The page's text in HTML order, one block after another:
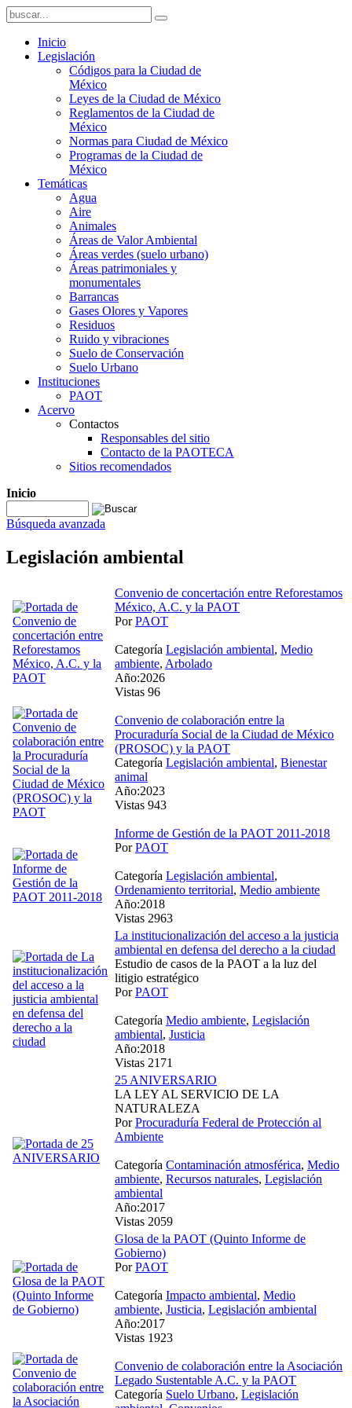
Inicio
Legislación
Códigos para la Ciudad de
México
Leyes de la Ciudad de México
Reglamentos de la Ciudad de
México
Normas para Ciudad de México
Programas de la Ciudad de
México
Temáticas
Agua
Aire
Animales
Áreas de Valor Ambiental
Áreas verdes (suelo urbano)
Áreas patrimoniales y
monumentales
Barrancas
Gases Olores y Vapores
Residuos
Ruido y vibraciones
Suelo de Conservación
Suelo Urbano
Instituciones
PAOT
Acervo
Contactos
Responsables del sitio
Contacto de la PAOTECA
Sitios recomendados
Inicio
Búsqueda avanzada
Legislación ambiental
Convenio de concertación entre Reforestamos
México, A.C. y la PAOT
PorPAOT
Categoría Legislación ambiental, Medio
ambiente, Arbolado
Año:2026
Vistas 96
Convenio de colaboración entre la
Procuraduría Social de la Ciudad de México
(PROSOC) y la PAOT
Categoría Legislación ambiental, Bienestar
animal
Año:2023
Vistas 943
Informe de Gestión de la PAOT 2011-2018
PorPAOT
Categoría Legislación ambiental,
Ordenamiento territorial, Medio ambiente
Año:2018
Vistas 2963
La institucionalización del acceso a la justicia
ambiental en defensa del derecho a la ciudad
Estudio de casos de la PAOT a la luz del
litigio estratégico
PorPAOT
Categoría Medio ambiente, Legislación
ambiental, Justicia
Año:2018
Vistas 2171
25 ANIVERSARIO
LA LEY AL SERVICIO DE LA
NATURALEZA
PorProcuraduría Federal de Protección al
Ambiente
Categoría Contaminación atmosférica, Medio
ambiente, Recursos naturales, Legislación
ambiental
Año:2017
Vistas 2059
Glosa de la PAOT (Quinto Informe de
Gobierno)
PorPAOT
Categoría Impacto ambiental, Medio
ambiente, Justicia, Legislación ambiental
Año:2017
Vistas 1923
Convenio de colaboración entre la Asociación
Legado Sustentable A.C. y la PAOT
Categoría Suelo Urbano, Legislación